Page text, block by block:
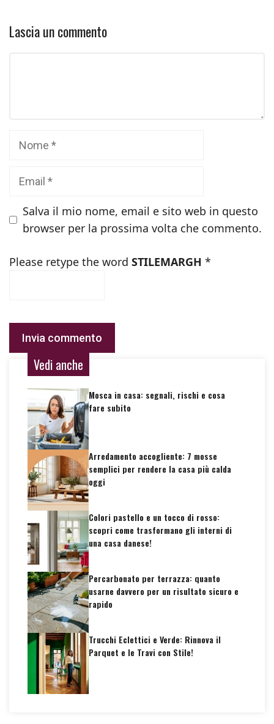
Lascia un commento
Salva il mio nome, email e sito web in questo
browser per la prossima volta che commento.
Please retype the word STILEMARGH *
Vedi anche
Mosca in casa: segnali, rischi e cosa
fare subito
Arredamento accogliente: 7 mosse
semplici per rendere la casa più calda
oggi
Colori pastello e un tocco di rosso:
scopri come trasformano gli interni di
una casa danese!
Percarbonato per terrazza: quanto
usarne davvero per un risultato sicuro e
rapido
Trucchi Eclettici e Verde: Rinnova il
Parquet e le Travi con Stile!